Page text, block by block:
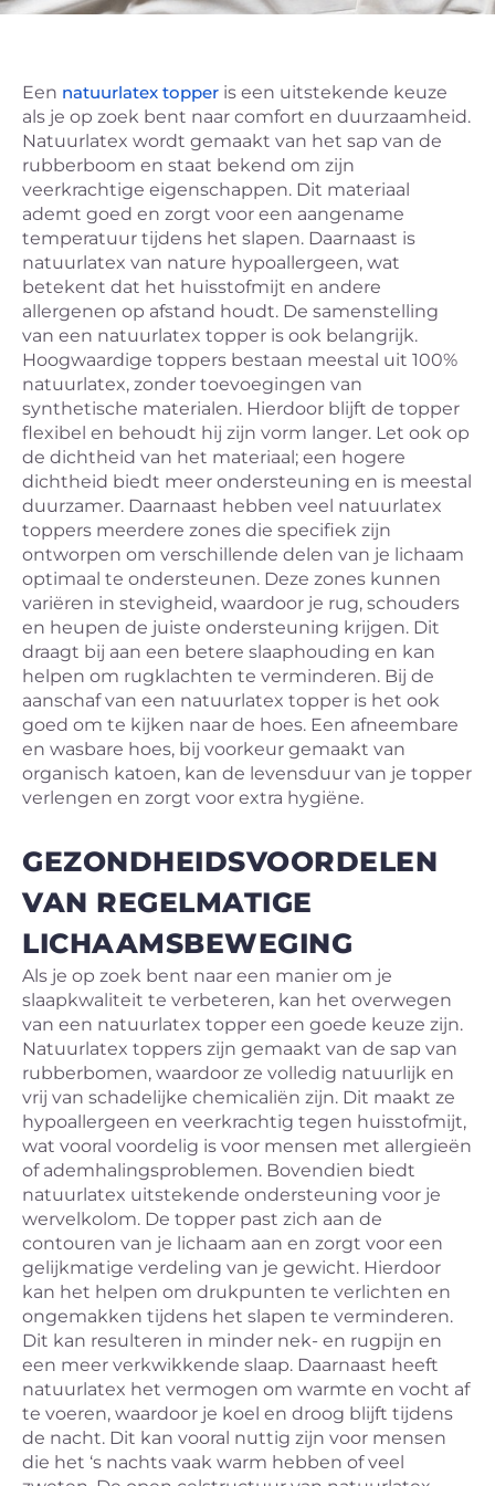
Een natuurlatex topper is een uitstekende keuze
als je op zoek bent naar comfort en duurzaamheid.
Natuurlatex wordt gemaakt van het sap van de
rubberboom en staat bekend om zijn
veerkrachtige eigenschappen. Dit materiaal
ademt goed en zorgt voor een aangename
temperatuur tijdens het slapen. Daarnaast is
natuurlatex van nature hypoallergeen, wat
betekent dat het huisstofmijt en andere
allergenen op afstand houdt. De samenstelling
van een natuurlatex topper is ook belangrijk.
Hoogwaardige toppers bestaan meestal uit 100%
natuurlatex, zonder toevoegingen van
synthetische materialen. Hierdoor blijft de topper
flexibel en behoudt hij zijn vorm langer. Let ook op
de dichtheid van het materiaal; een hogere
dichtheid biedt meer ondersteuning en is meestal
duurzamer. Daarnaast hebben veel natuurlatex
toppers meerdere zones die specifiek zijn
ontworpen om verschillende delen van je lichaam
optimaal te ondersteunen. Deze zones kunnen
variëren in stevigheid, waardoor je rug, schouders
en heupen de juiste ondersteuning krijgen. Dit
draagt bij aan een betere slaaphouding en kan
helpen om rugklachten te verminderen. Bij de
aanschaf van een natuurlatex topper is het ook
goed om te kijken naar de hoes. Een afneembare
en wasbare hoes, bij voorkeur gemaakt van
organisch katoen, kan de levensduur van je topper
verlengen en zorgt voor extra hygiëne.
GEZONDHEIDSVOORDELEN
VAN REGELMATIGE
LICHAAMSBEWEGING
Als je op zoek bent naar een manier om je
slaapkwaliteit te verbeteren, kan het overwegen
van een natuurlatex topper een goede keuze zijn.
Natuurlatex toppers zijn gemaakt van de sap van
rubberbomen, waardoor ze volledig natuurlijk en
vrij van schadelijke chemicaliën zijn. Dit maakt ze
hypoallergeen en veerkrachtig tegen huisstofmijt,
wat vooral voordelig is voor mensen met allergieën
of ademhalingsproblemen. Bovendien biedt
natuurlatex uitstekende ondersteuning voor je
wervelkolom. De topper past zich aan de
contouren van je lichaam aan en zorgt voor een
gelijkmatige verdeling van je gewicht. Hierdoor
kan het helpen om drukpunten te verlichten en
ongemakken tijdens het slapen te verminderen.
Dit kan resulteren in minder nek- en rugpijn en
een meer verkwikkende slaap. Daarnaast heeft
natuurlatex het vermogen om warmte en vocht af
te voeren, waardoor je koel en droog blijft tijdens
de nacht. Dit kan vooral nuttig zijn voor mensen
die het ‘s nachts vaak warm hebben of veel